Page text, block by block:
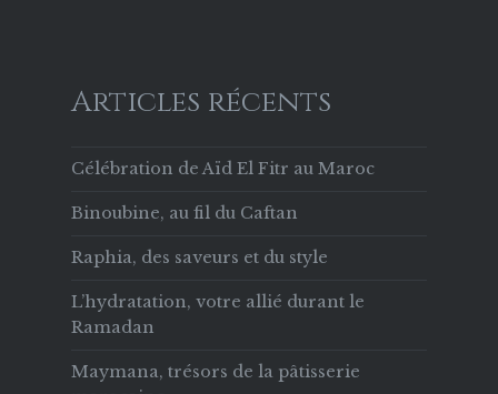
Articles récents
Célébration de Aïd El Fitr au Maroc
Binoubine, au fil du Caftan
Raphia, des saveurs et du style
L’hydratation, votre allié durant le
Ramadan
Maymana, trésors de la pâtisserie